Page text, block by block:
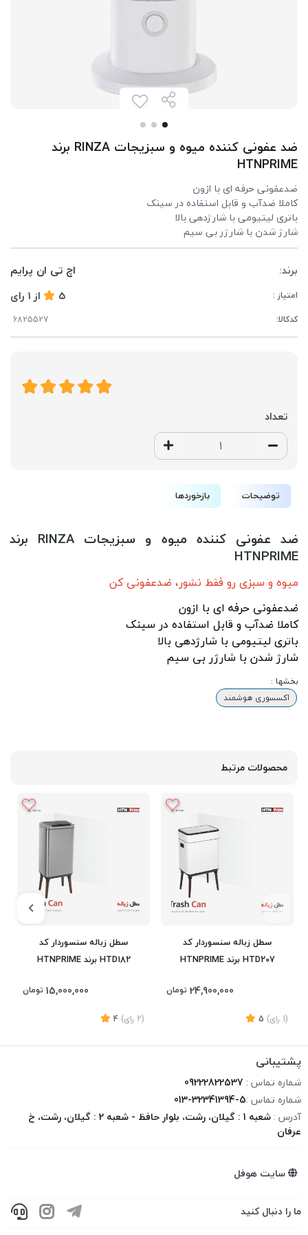
ضد عفونی کننده میوه و سبزیجات RINZA برند
HTNPRIME
ضدعفونی حرفه ای با ازون
کاملا ضدآب و قابل استفاده در سینک
باتری لیتیومی با شارژدهی بالا
شارژ شدن با شارژر بی سیم
برند: اچ تی ان پرایم
امتیاز : 5 از 1 رای
کدکالا:
تعداد
توضیحات بازخوردها
ضد عفونی کننده میوه و سبزیجات RINZA برند
HTNPRIME
میوه و سبزی رو فقط نشور، ضدعفونی کن
ضدعفونی حرفه ای با ازون
کاملا ضدآب و قابل استفاده در سینک
باتری لیتیومی با شارژدهی بالا
شارژ شدن با شارژر بی سیم
بخشها :
اکسسوری هوشمند
محصولات مرتبط
سطل زباله سنسوردار کد
HTD207 برند HTNPRIME
24,900,000 تومان
(1 رای)
5
سطل زباله سنسوردار کد
HTD182 برند HTNPRIME
15,000,000 تومان
(2 رای)
4
پشتیبانی
شماره تماس : 09222822537
شماره تماس :013-32341394-5
آدرس :
شعبه 1 : گیلان، رشت، بلوار حافظ - شعبه 2 : گیلان، رشت، خ
عرفان
سایت هوفل
ما را دنبال کنید